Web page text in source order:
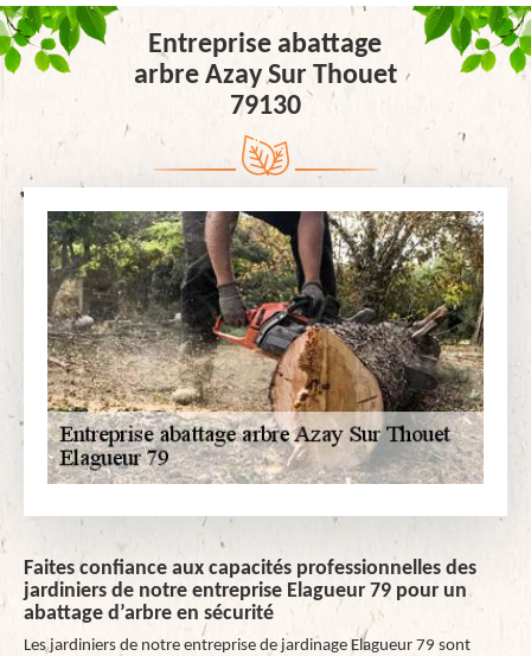
Entreprise abattage
arbre Azay Sur Thouet
79130
Faites confiance aux capacités professionnelles des
jardiniers de notre entreprise Elagueur 79 pour un
abattage d’arbre en sécurité
Les jardiniers de notre entreprise de jardinage Elagueur 79 sont